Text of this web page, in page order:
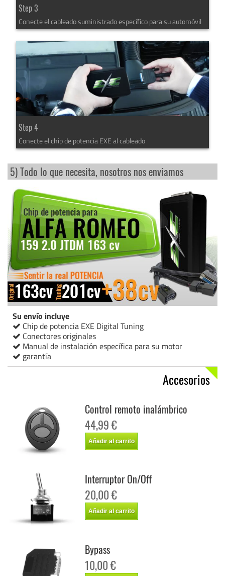
Step 3
Conecte el cableado suministrado específico para su automóvil
Step 4
Conecte el chip de potencia EXE al cableado
5) Todo lo que necesita, nosotros nos enviamos
Su envío incluye
Chip de potencia EXE Digital Tuning
Conectores originales
Manual de instalación específica para su motor
garantía
Accesorios
Control remoto inalámbrico
44,99 €
Añadir al carrito
Interruptor On/Off
20,00 €
Añadir al carrito
Bypass
10,00 €